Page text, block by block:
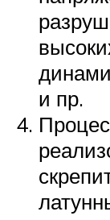
и пр.